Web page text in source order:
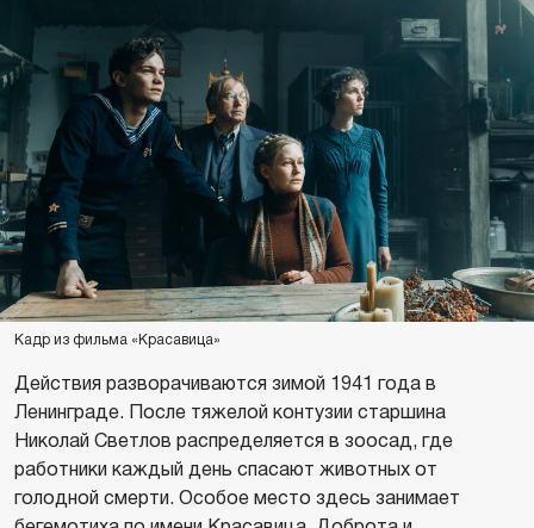
Кадр из фильма «Красавица»
Действия разворачиваются зимой 1941 года в
Ленинграде. После тяжелой контузии старшина
Николай Светлов распределяется в зоосад, где
работники каждый день спасают животных от
голодной смерти. Особое место здесь занимает